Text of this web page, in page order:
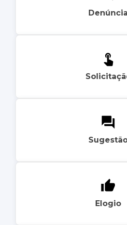
Denúncia
Elogio